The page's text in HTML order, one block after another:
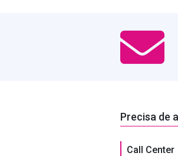
Precisa de
Call Center